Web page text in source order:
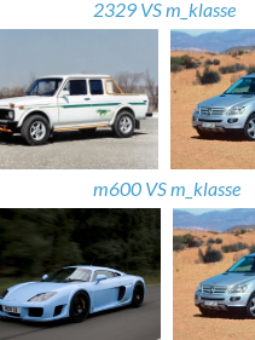
2329 VS m_klasse
m600 VS m_klasse